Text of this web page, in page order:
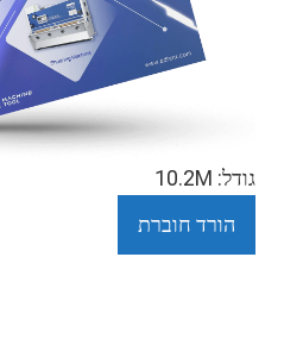
גודל: 10.2M
הורד חוברת